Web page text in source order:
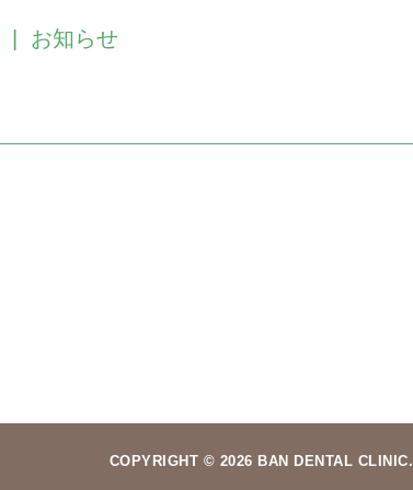
| お知らせ
COPYRIGHT © 2026 BAN DENTAL CLINIC.